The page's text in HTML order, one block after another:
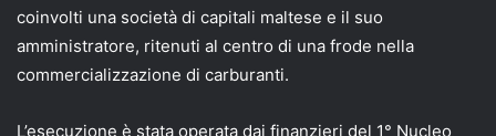
coinvolti una società di capitali maltese e il suo
amministratore, ritenuti al centro di una frode nella
commercializzazione di carburanti.
L’esecuzione è stata operata dai finanzieri del 1° Nucleo